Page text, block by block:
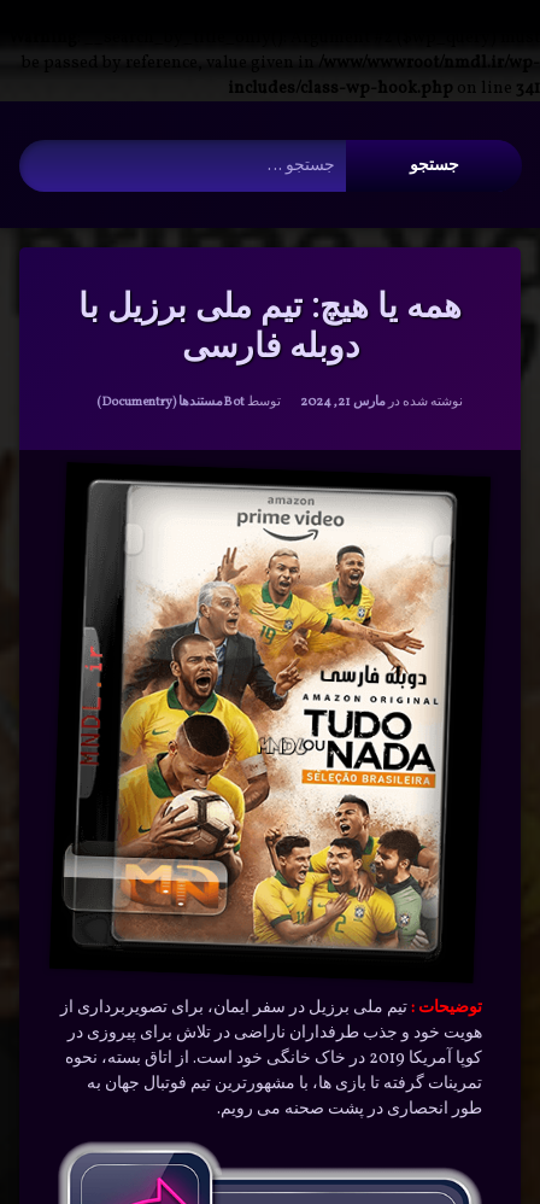
includes/class-wp-hook.php on line 341
محتوا
آرشیو
جستجو برای:
همه یا هیچ: تیم ملی برزیل با
دوبله فارسی
نوشته شده درمارس 21, 2024 توسطBotدسته بندی ها:
مستندها (Documentry)
توضیحات :تیم ملی برزیل در سفر ایمان، برای تصویربرداری از
هویت خود و جذب طرفداران ناراضی در تلاش برای پیروزی در
کوپا آمریکا 2019 در خاک خانگی خود است. از اتاق بسته، نحوه
تمرینات گرفته تا بازی ها، با مشهورترین تیم فوتبال جهان به
طور انحصاری در پشت صحنه می رویم.